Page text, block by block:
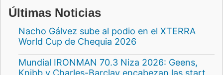
Últimas Noticias
Nacho Gálvez sube al podio en el XTERRA
World Cup de Chequia 2026
Mundial IRONMAN 70.3 Niza 2026: Geens,
Knibb y Charles-Barclay encabezan las start